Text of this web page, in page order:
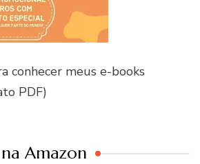
conhecer meus e-books
PDF)
Amazon